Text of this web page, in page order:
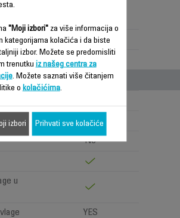
za vodu
up to 15h
Ne
u
YES
"Moji izbori"za više informacija o
kategorijama kolačića i da biste
izbor. Možete se predomisliti
trenutku iz našeg centra za
. Možete saznati više čitanjem
o kolačićima.
izbori Prihvati sve kolačiće